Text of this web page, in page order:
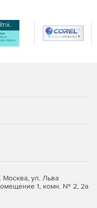
Москва, ул. Льва
1, комн. № 2, 2а